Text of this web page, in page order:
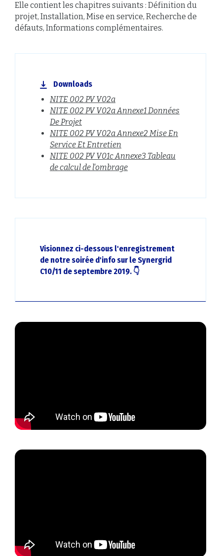
Elle contient les chapitres suivants : Définition du
projet, Installation, Mise en service, Recherche de
défauts, Informations complémentaires.
Downloads
NITE 002 PV V02a
NITE 002 PV V02a Annexe1 Données
De Projet
NITE 002 PV V02a Annexe2 Mise En
Service Et Entretien
NITE 002 PV V01c Annexe3 Tableau
de calcul de l'ombrage
Visionnez ci-dessous l'enregistrement
de notre soirée d'info sur le Synergrid
C10/11 de septembre 2019. 👇